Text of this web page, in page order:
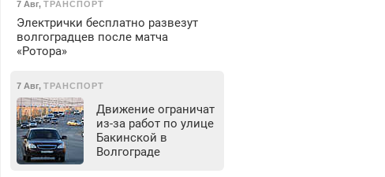
7 Авг, ТРАНСПОРТ
Электрички бесплатно развезут
волгоградцев после матча
«Ротора»
7 Авг, ТРАНСПОРТ
Движение ограничат
из-за работ по улице
Бакинской в
Волгограде